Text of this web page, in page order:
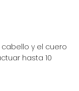
y el cuero
hasta 10